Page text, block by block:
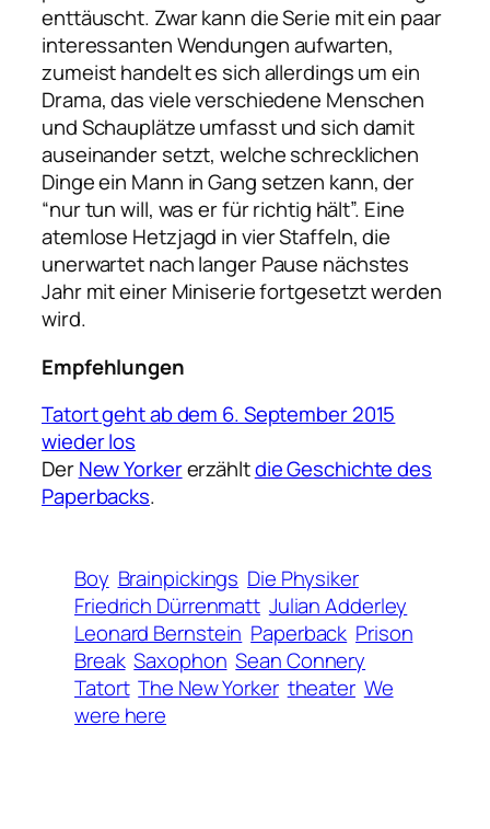
enttäuscht. Zwar kann die Serie mit ein paar
interessanten Wendungen aufwarten,
zumeist handelt es sich allerdings um ein
Drama, das viele verschiedene Menschen
und Schauplätze umfasst und sich damit
auseinander setzt, welche schrecklichen
Dinge ein Mann in Gang setzen kann, der
“nur tun will, was er für richtig hält”. Eine
atemlose Hetzjagd in vier Staffeln, die
unerwartet nach langer Pause nächstes
Jahr mit einer Miniserie fortgesetzt werden
wird.
Empfehlungen
Tatort geht ab dem 6. September 2015
wieder los
DerNew Yorkererzähltdie Geschichte des
Paperbacks.
Boy Brainpickings Die Physiker
Friedrich Dürrenmatt Julian Adderley
Leonard Bernstein Paperback Prison
Break Saxophon Sean Connery
Tatort The New Yorker theater We
were here